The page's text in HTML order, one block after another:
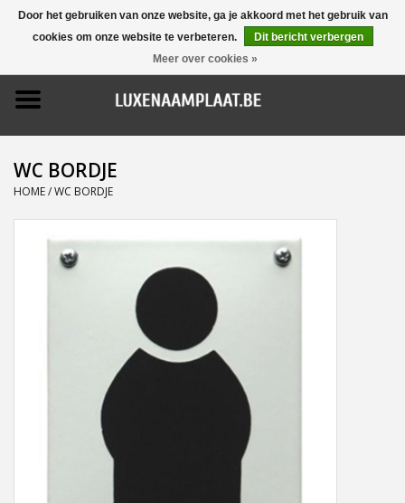
0 Artikelen - €0,00
Home
Promoties
Naamborden
Deurbellen
WC BORDJE
HOME/WC BORDJE
Door het gebruiken van onze website, ga je akkoord met het gebruik van
cookies om onze website te verbeteren.
Dit bericht verbergen
Meer over cookies »